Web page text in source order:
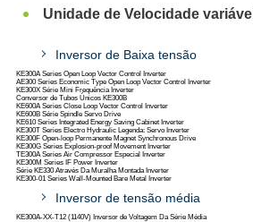
Unidade de Velocidade variável
Inversor de Baixa tensão
KE300A Series Open Loop Vector Control Inverter
AE300 Series Economic Type Open Loop Vector Control Inverter
KE300X Série Mini Frequência Inverter
Conversor de Tubos Únicos KE300B
KE600A Series Close Loop Vector Control Inverter
KE600B Série Spindle Servo Drive
KE610 Series Integrated Energy Saving Cabinet Inverter
KE300T Series Electro Hydraulic Legenda: Servo Inverter
KE300F Open-loop Permanente Magnet Synchronous Drive
KE300G Series Explosion-proof Movement Inverter
TE300A Series Air Compressor Especial Inverter
KE300M Series IF Power Inverter
Série KE330 Através Da Muralha Montada Inverter
KE300-01 Series Wall-Mounted Bare Metal Inverter
Inversor de tensão média
KE300A-XX-T12 (1140V) Inversor de Voltagem Da Série Média